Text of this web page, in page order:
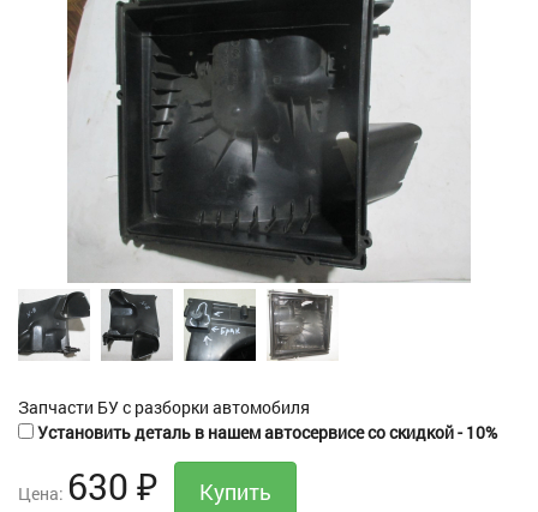
Запчасти БУ с разборки автомобиля
Установить деталь в нашем автосервисе со скидкой - 10%
Цена: 630 ₽